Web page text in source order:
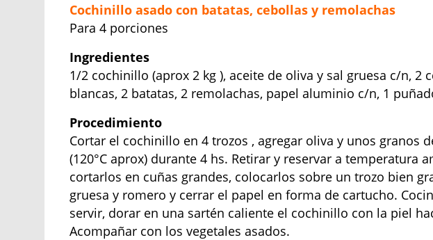
Cochinillo asado con batatas, cebollas y remolachas
Para 4 porciones
Ingredientes
1/2 cochinillo (aprox 2 kg ), aceite de oliva y sal gruesa c/n, 2
blancas, 2 batatas, 2 remolachas, papel aluminio c/n, 1
Procedimiento
Cortar el cochinillo en 4 trozos , agregar oliva y unos granos
(120°C aprox) durante 4 hs. Retirar y reservar a temperatura
cortarlos en cuñas grandes, colocarlos sobre un trozo bien
gruesa y romero y cerrar el papel en forma de cartucho.
servir, dorar en una sartén caliente el cochinillo con la piel
Acompañar con los vegetales asados.